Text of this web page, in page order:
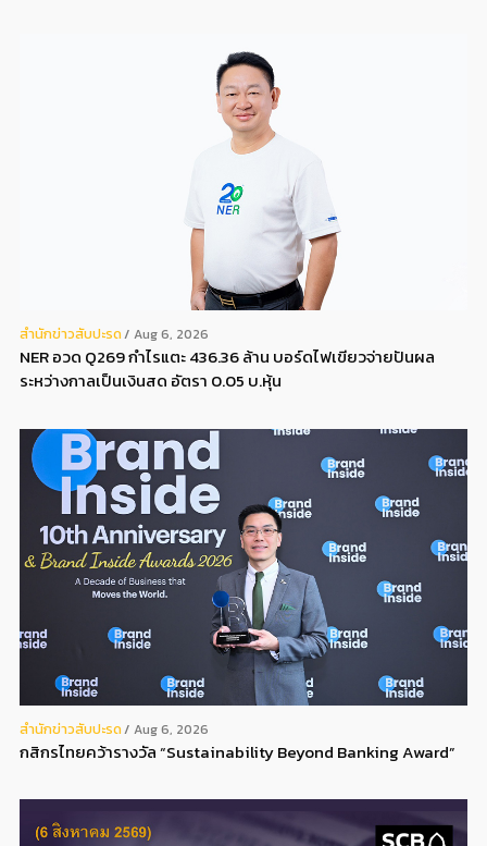
สํานักข่าวสับปะรด Aug 6, 2026
NER อวด Q269 กำไรแตะ 436.36 ล้าน บอร์ดไฟเขียวจ่ายปันผล
ระหว่างกาลเป็นเงินสด อัตรา 0.05 บ.หุ้น
สํานักข่าวสับปะรด Aug 6, 2026
กสิกรไทยคว้ารางวัล “Sustainability Beyond Banking Award”